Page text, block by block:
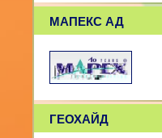
МАПЕКС АД
ГЕОХАЙД